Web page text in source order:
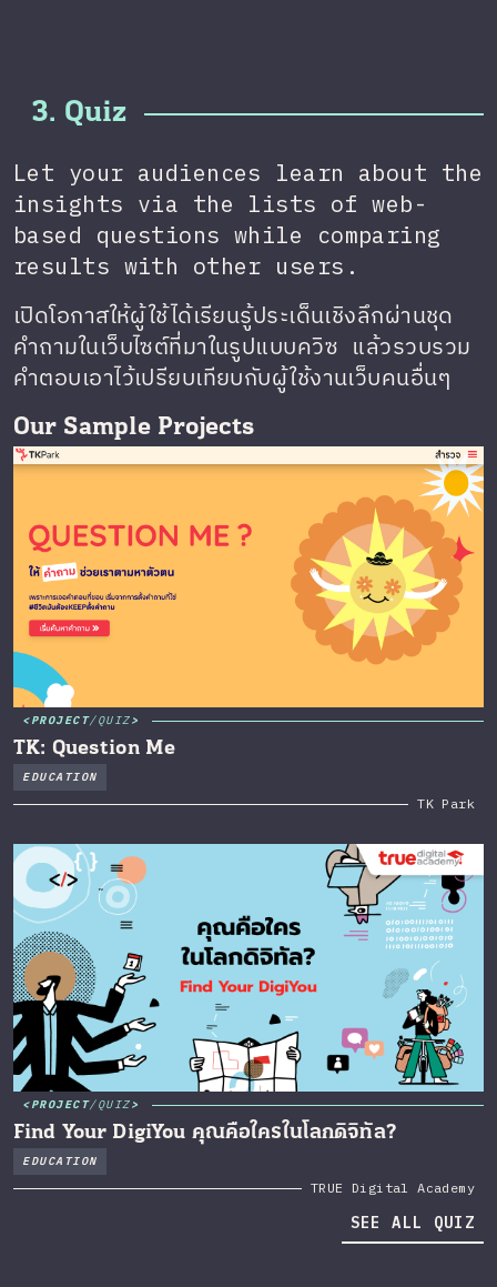
3. Quiz
Let your audiences learn about the
insights via the lists of web-
based questions while comparing
results with other users.
เปิดโอกาสให้ผู้ใช้ได้เรียนรู้ประเด็นเชิงลึกผ่านชุด
คำถามในเว็บไซต์ที่มาในรูปแบบควิซ แล้วรวบรวม
คำตอบเอาไว้เปรียบเทียบกับผู้ใช้งานเว็บคนอื่นๆ
Our Sample Projects
PROJECT/QUIZ
TK: Question Me
EDUCATION
TK Park
PROJECT/QUIZ
Find Your DigiYou คุณคือใครในโลกดิจิทัล?
EDUCATION
TRUE Digital Academy
SEE ALL QUIZ